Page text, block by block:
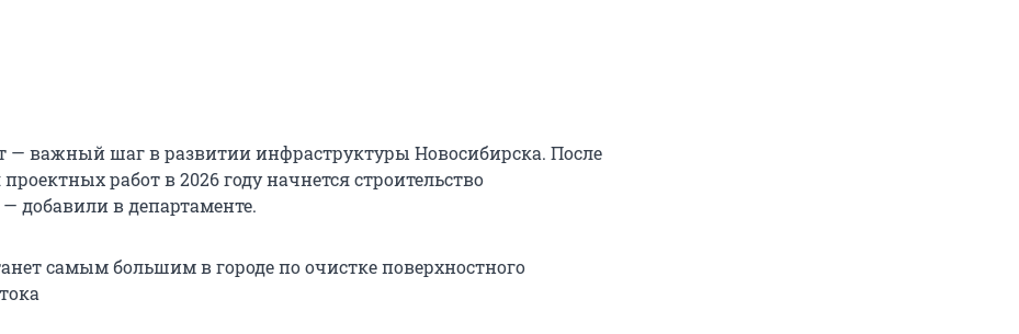
— важный шаг в развитии инфраструктуры Новосибирска. После
работ в 2026 году начнется строительство
добавили в департаменте.
самым большим в городе по очистке поверхностного